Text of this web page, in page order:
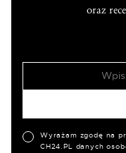
oraz
Wyrażam zgodę na
CH24.PL danych